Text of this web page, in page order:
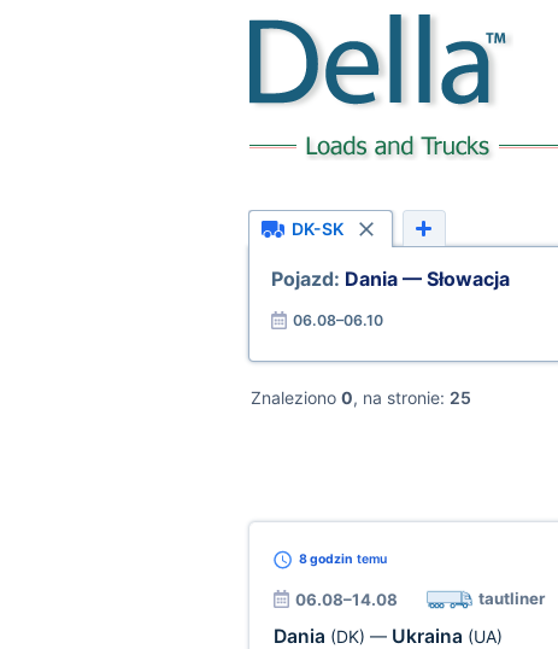
DK-SK
Pojazd: Dania — Słowacja
06.08–06.10
Znaleziono 0, na stronie: 25
8 godzin temu
06.08–14.08 tautliner
Dania (DK) — Ukraina (UA)